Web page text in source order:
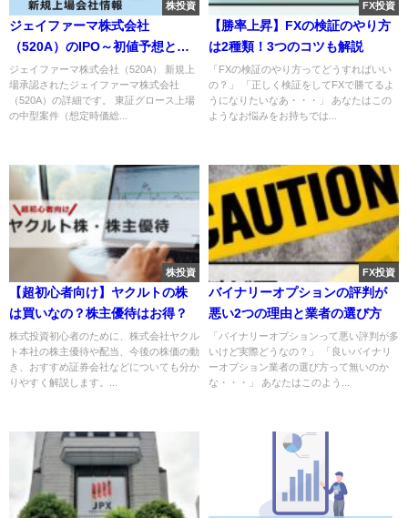
株投資
ジェイファーマ株式会社
（520A）のIPO～初値予想と新
規上場情報～
ジェイファーマ株式会社（520A） 新規上
場承認されたジェイファーマ株式会社
（520A）の詳細です。 東証グロース上場
の中型案件（想定時価総...
FX投資
【勝率上昇】FXの検証のやり方
は2種類！3つのコツも解説
「FXの検証のやり方ってどうすればいい
の？」 「正しく検証をしてFXで勝てるよ
うになりたいなあ・・・」 あなたはこの
ようなお悩みをお持ちでは...
株投資
【超初心者向け】ヤクルトの株
は買いなの？株主優待はお得？
株式投資初心者のために、株式会社ヤクル
ト本社の株主優待や配当、今後の株価の動
き、おすすめ証券会社などについても分か
りやすく解説します。...
FX投資
バイナリーオプションの評判が
悪い2つの理由と業者の選び方
「バイナリーオプションって悪い評判が多
いけど実際どうなの？」 「良いバイナリ
ーオプション業者の選び方って無いのか
な・・・」 あなたはこのよう...